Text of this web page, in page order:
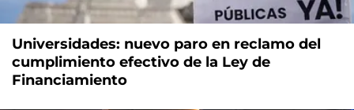
Universidades: nuevo paro en reclamo del
cumplimiento efectivo de la Ley de
Financiamiento